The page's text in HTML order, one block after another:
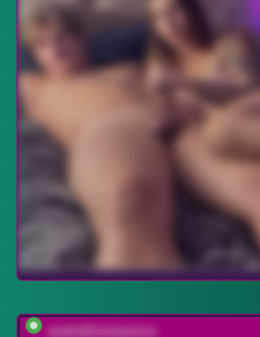
sashahoneyvice